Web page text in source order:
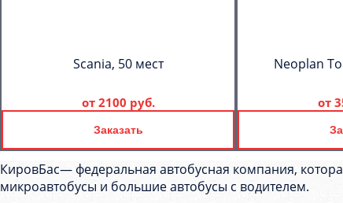
Scania, 50 мест
от 2100 руб.
Заказать
Neoplan
от
КировБас— федеральная автобусная компания,
микроавтобусы и большие автобусы с водителем.